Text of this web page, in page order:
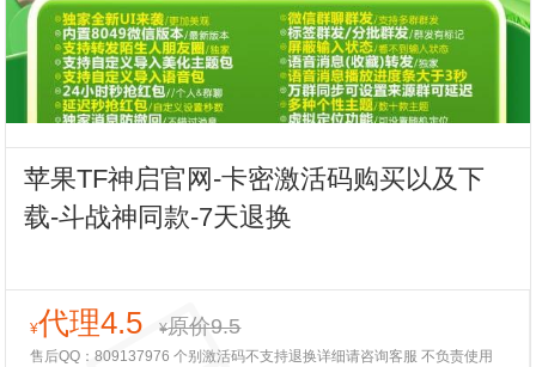
苹果TF神启官网-卡密激活码购买以及下
载-斗战神同款-7天退换
¥代理4.5 ¥原价9.5
售后QQ：809137976 个别激活码不支持退换详细请咨询客服 不负责使用